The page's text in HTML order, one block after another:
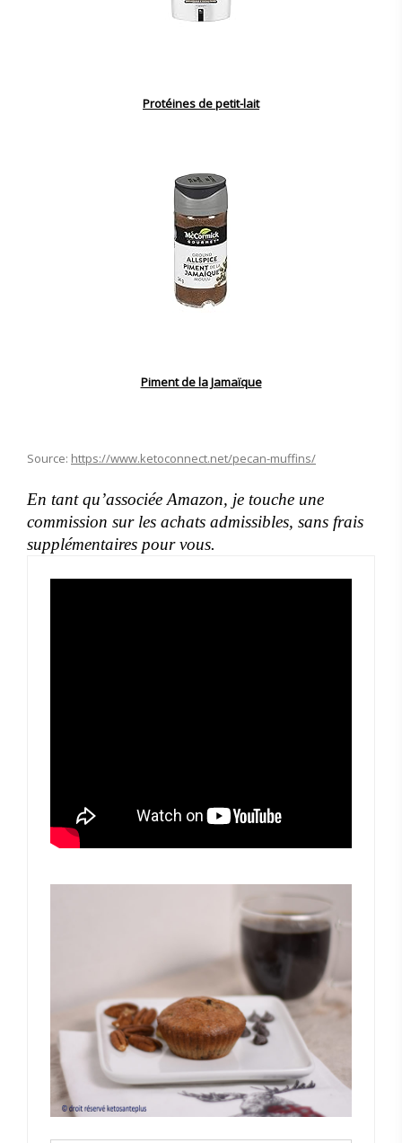
Protéines de petit-lait
Piment de la Jamaïque
Source: https://www.ketoconnect.net/pecan-muffins/
En tant qu’associée Amazon, je touche une
commission sur les achats admissibles, sans frais
supplémentaires pour vous.